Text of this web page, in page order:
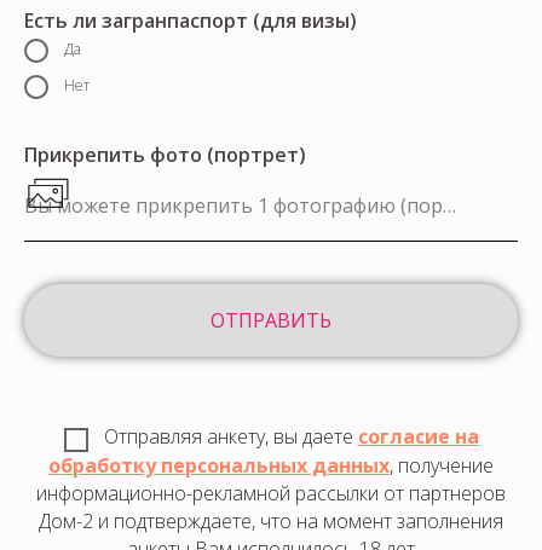
Есть ли загранпаспорт (для визы)
Да
Нет
Прикрепить фото (портрет)
Вы можете прикрепить 1 фотографию (портрет) объемом не более 5 Мб
ОТПРАВИТЬ
Отправляя анкету, вы даете согласие на
обработку персональных данных, получение
информационно-рекламной рассылки от партнеров
Дом-2 и подтверждаете, что на момент заполнения